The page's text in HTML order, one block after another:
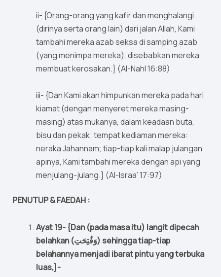
ii- {Orang-orang yang kafir dan menghalangi
(dirinya serta orang lain) dari jalan Allah, Kami
tambahi mereka azab seksa di samping azab
(yang menimpa mereka), disebabkan mereka
membuat kerosakan.} (Al-Nahl 16:88)
iii- {Dan Kami akan himpunkan mereka pada hari
kiamat (dengan menyeret mereka masing-
masing) atas mukanya, dalam keadaan buta,
bisu dan pekak; tempat kediaman mereka:
neraka Jahannam; tiap-tiap kali malap julangan
apinya, Kami tambahi mereka dengan api yang
menjulang-julang.} (Al-Israa’ 17:97)
PENUTUP & FAEDAH :
Ayat 19- {Dan (pada masa itu) langit dipecah
belahkan (وَفُتِحَتِ) sehingga tiap-tiap
belahannya menjadi ibarat pintu yang terbuka
luas,}-